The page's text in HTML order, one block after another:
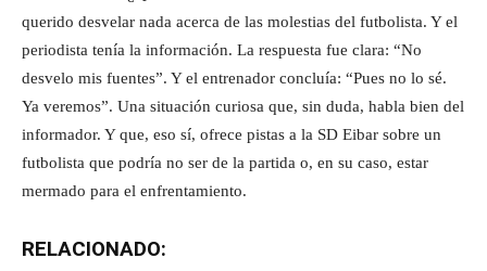
querido desvelar nada acerca de las molestias del futbolista. Y el
periodista tenía la información. La respuesta fue clara: “No
desvelo mis fuentes”. Y el entrenador concluía: “Pues no lo sé.
Ya veremos”. Una situación curiosa que, sin duda, habla bien del
informador. Y que, eso sí, ofrece pistas a la SD Eibar sobre un
futbolista que podría no ser de la partida o, en su caso, estar
mermado para el enfrentamiento.
RELACIONADO: